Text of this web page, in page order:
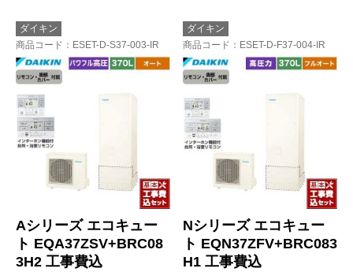
ダイキン
商品コード ：ESET-D-S37-003-IR
Aシリーズ エコキュー
ト EQA37ZSV+BRC08
3H2 工事費込
ダイキン
商品コード ：ESET-D-F37-004-IR
Nシリーズ エコキュー
ト EQN37ZFV+BRC083
H1 工事費込